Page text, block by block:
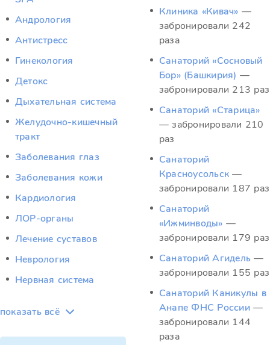
Андрология
Антистресс
Гинекология
Детокс
Дыхательная система
Желудочно-кишечный
тракт
Заболевания глаз
Заболевания кожи
Кардиология
ЛОР-органы
Лечение суставов
Неврология
Нервная система
показать всё
Клиника «Кивач» —
забронировали 242
раза
Санаторий «Сосновый
Бор» (Башкирия) —
забронировали 213 раз
Санаторий «Старица»
— забронировали 210
раз
Санаторий
Красноусольск —
забронировали 187 раз
Санаторий
«Ижминводы» —
забронировали 179 раз
Санаторий Агидель —
забронировали 155 раз
Санаторий Каникулы в
Анапе ФНС России —
забронировали 144
раза